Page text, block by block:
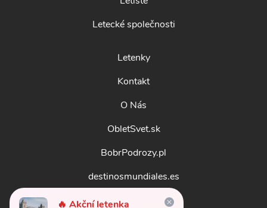
🔥 Akční letenka
Letecké společnosti
Letenky
Kontakt
O Nás
ObletSvet.sk
BobrPodrozy.pl
destinosmundiales.es
guidadestinazioni.it